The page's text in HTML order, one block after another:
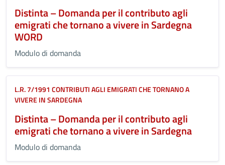
Distinta – Domanda per il contributo agli
emigrati che tornano a vivere in Sardegna
WORD
Modulo di domanda
L.R. 7/1991 CONTRIBUTI AGLI EMIGRATI CHE TORNANO A
VIVERE IN SARDEGNA
Distinta – Domanda per il contributo agli
emigrati che tornano a vivere in Sardegna
Modulo di domanda